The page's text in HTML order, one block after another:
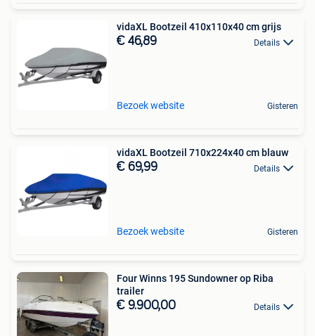
vidaXL Bootzeil 410x110x40 cm grijs
€ 46,89 Details
Bezoek website Gisteren
vidaXL Bootzeil 710x224x40 cm blauw
€ 69,99 Details
Bezoek website Gisteren
Four Winns 195 Sundowner op Riba
trailer
€ 9.900,00 Details